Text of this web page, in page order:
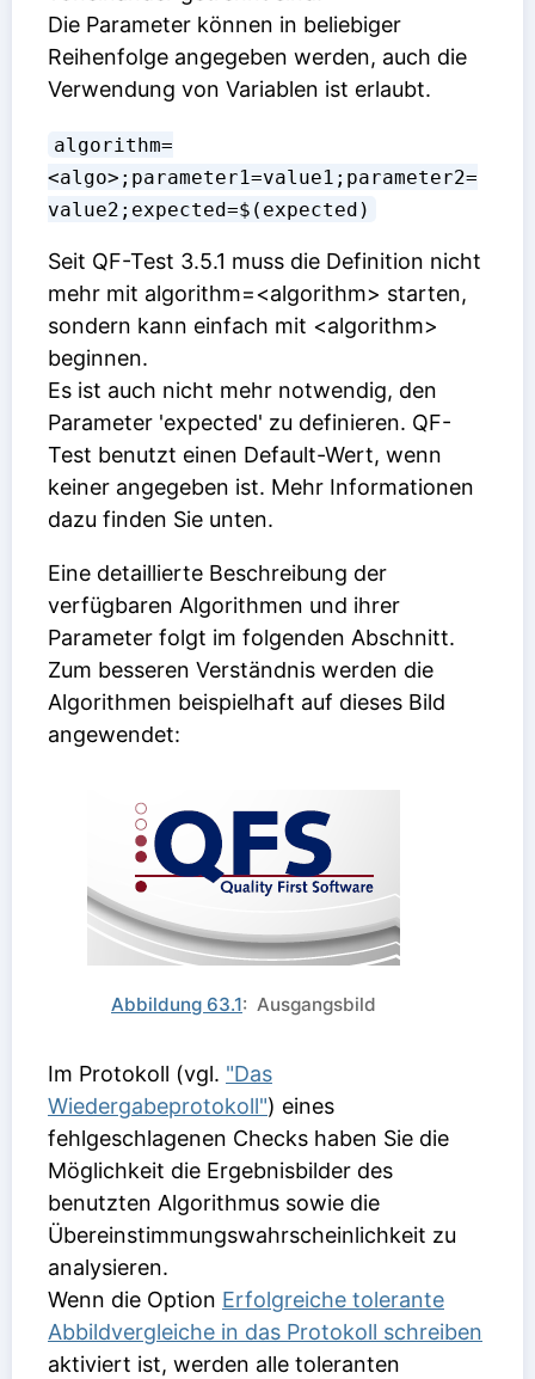
Die Parameter können in beliebiger
Reihenfolge angegeben werden, auch die
Verwendung von Variablen ist erlaubt.
algorithm=
<algo>;parameter1=value1;parameter2=
value2;expected=$(expected)
Seit QF-Test 3.5.1 muss die Definition nicht
mehr mit algorithm=<algorithm> starten,
sondern kann einfach mit <algorithm>
beginnen.
Es ist auch nicht mehr notwendig, den
Parameter 'expected' zu definieren. QF-
Test benutzt einen Default-Wert, wenn
keiner angegeben ist. Mehr Informationen
dazu finden Sie unten.
Eine detaillierte Beschreibung der
verfügbaren Algorithmen und ihrer
Parameter folgt im folgenden Abschnitt.
Zum besseren Verständnis werden die
Algorithmen beispielhaft auf dieses Bild
angewendet:
Abbildung 63.1: Ausgangsbild
Im Protokoll (vgl. "Das
Wiedergabeprotokoll") eines
fehlgeschlagenen Checks haben Sie die
Möglichkeit die Ergebnisbilder des
benutzten Algorithmus sowie die
Übereinstimmungswahrscheinlichkeit zu
analysieren.
Wenn die Option Erfolgreiche tolerante
Abbildvergleiche in das Protokoll schreiben
aktiviert ist, werden alle toleranten